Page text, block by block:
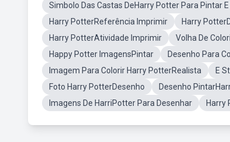
Simbolo Das Castas DeHarry Potter Para Pintar
Harry PotterReferência Imprimir
Harry
Harry PotterAtividade Imprimir
Volha De
Happy Potter ImagensPintar
Desenho Para
Imagem Para Colorir Harry PotterRealista
E
Foto Harry PotterDesenho
Desenho
Imagens De HarriPotter Para Desenhar
Harry